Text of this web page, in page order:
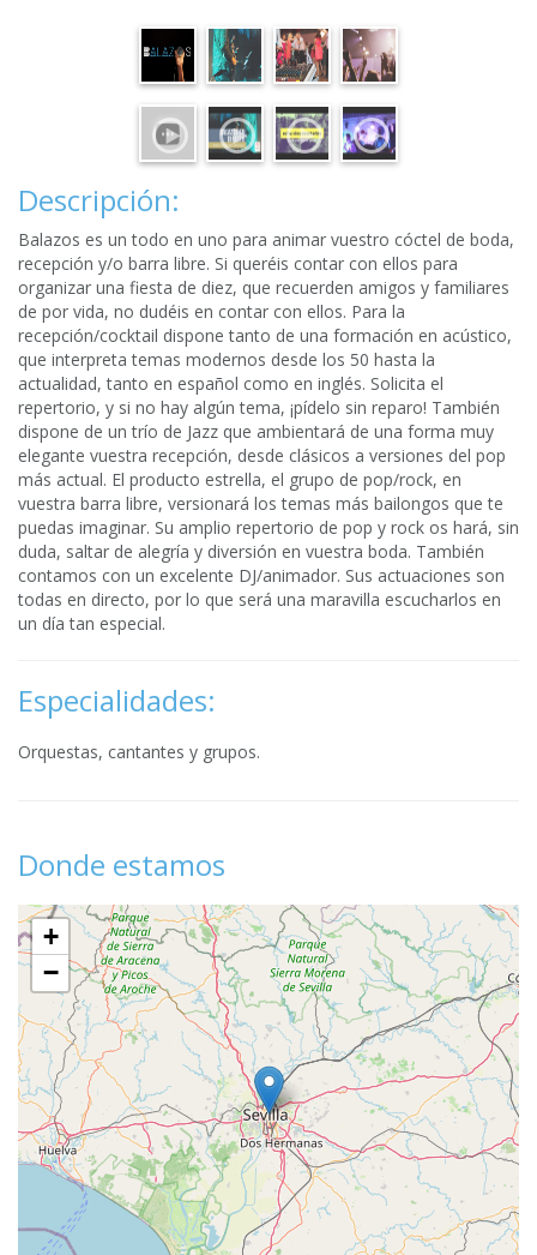
Descripción:
Balazos es un todo en uno para animar vuestro cóctel de boda,
recepción y/o barra libre. Si queréis contar con ellos para
organizar una fiesta de diez, que recuerden amigos y familiares
de por vida, no dudéis en contar con ellos. Para la
recepción/cocktail dispone tanto de una formación en acústico,
que interpreta temas modernos desde los 50 hasta la
actualidad, tanto en español como en inglés. Solicita el
repertorio, y si no hay algún tema, ¡pídelo sin reparo! También
dispone de un trío de Jazz que ambientará de una forma muy
elegante vuestra recepción, desde clásicos a versiones del pop
más actual. El producto estrella, el grupo de pop/rock, en
vuestra barra libre, versionará los temas más bailongos que te
puedas imaginar. Su amplio repertorio de pop y rock os hará, sin
duda, saltar de alegría y diversión en vuestra boda. También
contamos con un excelente DJ/animador. Sus actuaciones son
todas en directo, por lo que será una maravilla escucharlos en
un día tan especial.
Especialidades:
Orquestas, cantantes y grupos.
Donde estamos
+
−